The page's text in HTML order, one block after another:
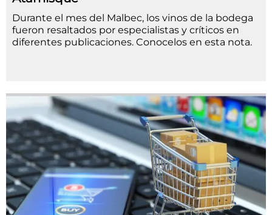
Durante el mes del Malbec, los vinos de la bodega
fueron resaltados por especialistas y críticos en
diferentes publicaciones. Conocelos en esta nota.